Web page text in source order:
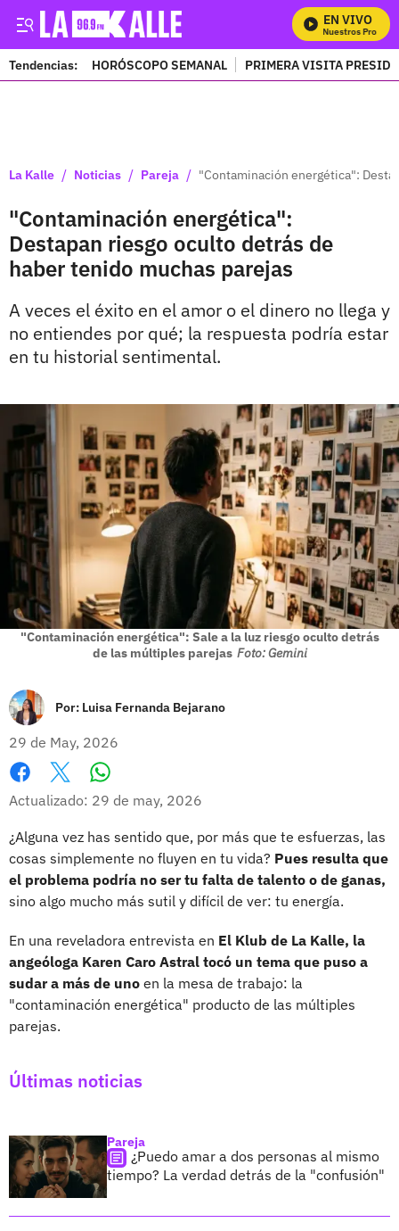
EN VIVO
Mira Todos Nuestros Programas
Tendencias: HORÓSCOPO SEMANAL PRIMERA VISITA
La Kalle / Noticias / Pareja / "Contaminación energética":
"Contaminación energética":
Destapan riesgo oculto detrás de
haber tenido muchas parejas
A veces el éxito en el amor o el dinero no llega y
no entiendes por qué; la respuesta podría estar
en tu historial sentimental.
"Contaminación energética": Sale a la luz riesgo oculto detrás
de las múltiples parejas Foto: Gemini
Por: Luisa Fernanda Bejarano
29 de May, 2026
Facebook
X
Actualizado: 29 de may, 2026
¿Alguna vez has sentido que, por más que te esfuerzas, las
cosas simplemente no fluyen en tu vida? Pues resulta que
el problema podría no ser tu falta de talento o de ganas,
sino algo mucho más sutil y difícil de ver: tu energía.
En una reveladora entrevista en El Klub de La Kalle, la
angeóloga Karen Caro Astral tocó un tema que puso a
sudar a más de uno en la mesa de trabajo: la
"contaminación energética" producto de las múltiples
parejas.
Últimas noticias
Pareja
¿Puedo amar a dos personas al mismo
tiempo? La verdad detrás de la "confusión"